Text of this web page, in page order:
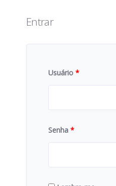
Entrar
Usuário *
Senha *